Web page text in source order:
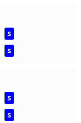
S
S
S
S